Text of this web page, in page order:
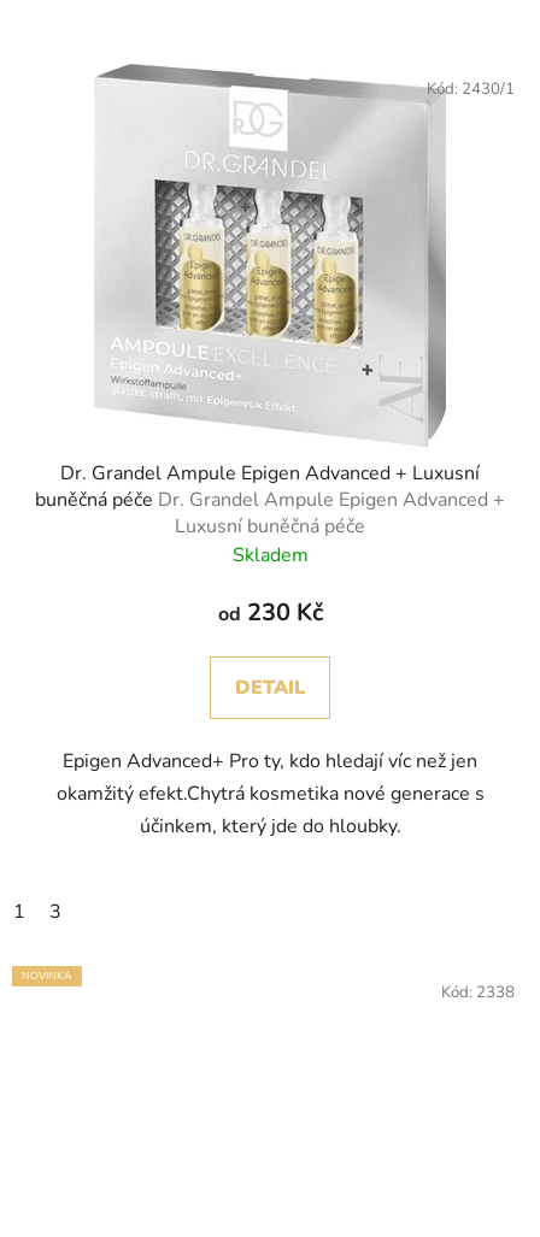
Dr. Grandel Ampule Epigen Advanced + Luxusní
buněčná péče Dr. Grandel Ampule Epigen Advanced +
Luxusní buněčná péče
Skladem
od 230 Kč
DETAIL
Epigen Advanced+ Pro ty, kdo hledají víc než jen
okamžitý efekt.Chytrá kosmetika nové generace s
účinkem, který jde do hloubky.
1 3
Kód: 2430/1
NOVINKA
Kód: 2338